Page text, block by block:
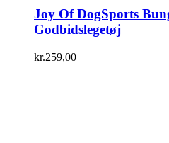
Joy Of DogSports
Godbidslegetøj
kr.259,00